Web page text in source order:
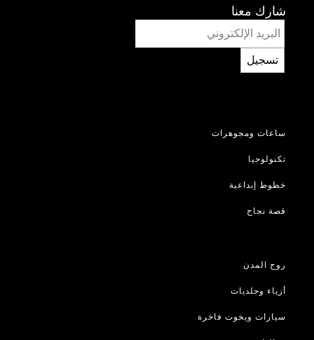
شارك معنا
تسجيل
ساعات ومجوهرات
تكنولوجيا
خطوط إبداعية
قصة نجاح
روح المدن
أزياء وجلديات
سيارات ويخوت فاخرة